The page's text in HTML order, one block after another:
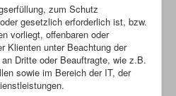
zum Schutz
gesetzlich erforderlich ist, bzw.
vorliegt, offenbaren oder
Klienten unter Beachtung der
Dritte oder Beauftragte, wie z.B.
sowie im Bereich der IT, der